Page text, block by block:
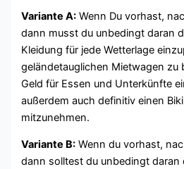
Variante A: Wenn Du vorhast,
dann musst du unbedingt daran
Kleidung für jede Wetterlage
geländetauglichen Mietwagen zu
Geld für Essen und Unterkünfte
außerdem auch definitiv einen
mitzunehmen.
Variante B: Wenn du vorhast,
dann solltest du unbedingt daran